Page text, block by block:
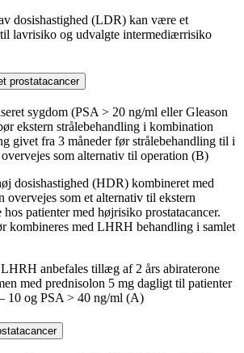
dosishastighed (LDR) kan være et
lavrisiko og udvalgte intermediærrisiko
prostatacancer
sygdom (PSA > 20 ng/ml eller Gleason
ekstern strålebehandling i kombination
givet fra 3 måneder før strålebehandling til i
som alternativ til operation (B)
dosishastighed (HDR) kombineret med
overvejes som et alternativ til ekstern
patienter med højrisiko prostatacancer.
kombineres med LHRH behandling i samlet
anbefales tillæg af 2 års abiraterone
med prednisolon 5 mg dagligt til patienter
10 og PSA > 40 ng/ml (A)